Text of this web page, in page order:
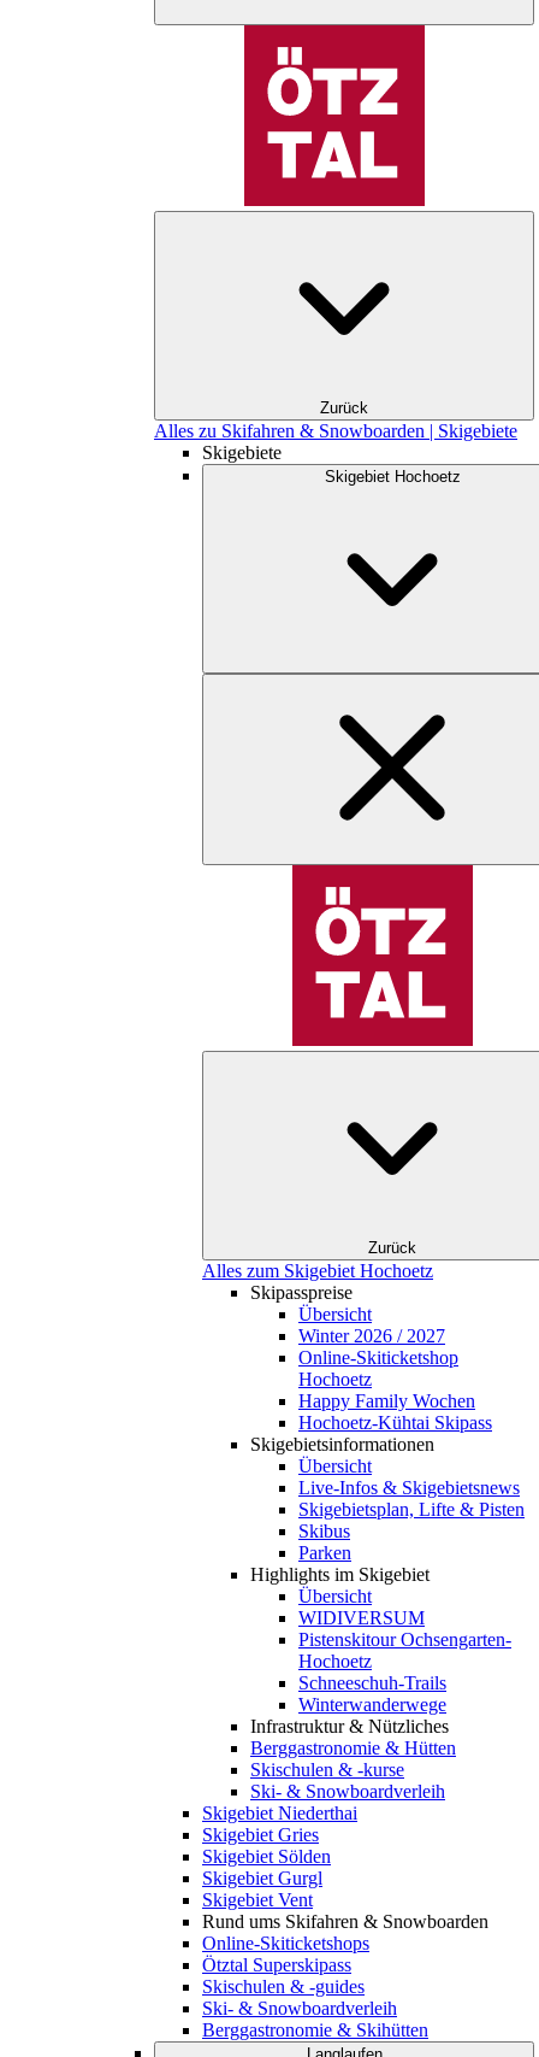
Zurück
Alles zu Skifahren & Snowboarden | Skigebiete
Skigebiete
Skigebiet Hochoetz
Zurück
Alles zum Skigebiet Hochoetz
Skipasspreise
Übersicht
Winter 2026 / 2027
Online-Skiticketshop
Hochoetz
Happy Family Wochen
Hochoetz-Kühtai Skipass
Skigebietsinformationen
Übersicht
Live-Infos & Skigebietsnews
Skigebietsplan, Lifte & Pisten
Skibus
Parken
Highlights im Skigebiet
Übersicht
WIDIVERSUM
Pistenskitour Ochsengarten-
Hochoetz
Schneeschuh-Trails
Winterwanderwege
Infrastruktur & Nützliches
Berggastronomie & Hütten
Skischulen & -kurse
Ski- & Snowboardverleih
Skigebiet Niederthai
Skigebiet Gries
Skigebiet Sölden
Skigebiet Gurgl
Skigebiet Vent
Rund ums Skifahren & Snowboarden
Online-Skiticketshops
Ötztal Superskipass
Skischulen & -guides
Ski- & Snowboardverleih
Berggastronomie & Skihütten